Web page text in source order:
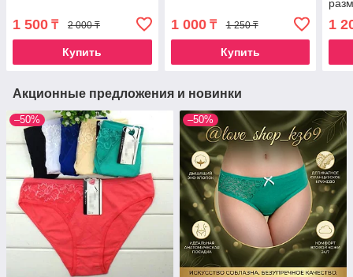
1 500 ₸ 2 000 ₸
Купить
1 000₸ 1 250 ₸
Купить
1
Акционные предложения и новинки
–50% –50%